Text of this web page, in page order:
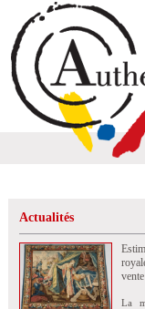
Actualités
vente
La